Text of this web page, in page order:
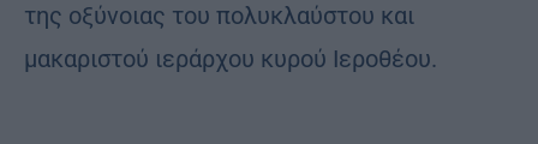
της οξύνοιας του πολυκλαύστου και
μακαριστού ιεράρχου κυρού Ιεροθέου.